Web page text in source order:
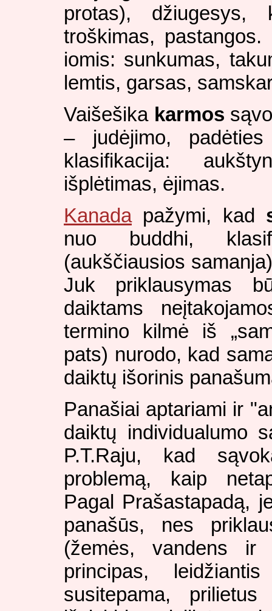
protas), džiugesys,
troškimas,
iomis: sunkumas,
lemtis, garsas,
Vaišešika karmos
– judėjimo,
klasifikacija:
išplėtimas, ėjimas.
Kanadapažymi, kad
nuo buddhi,
(aukščiausios
Juk priklausymas
daiktams
termino kilmė iš
pats) nurodo, kad
daiktų išorinis
Panašiai aptariami ir
daiktų individualumo
P.T.Raju, kad
problemą, kaip
Pagal Prašastapadą,
panašūs, nes
(žemės, vandens
principas,
susitepama,